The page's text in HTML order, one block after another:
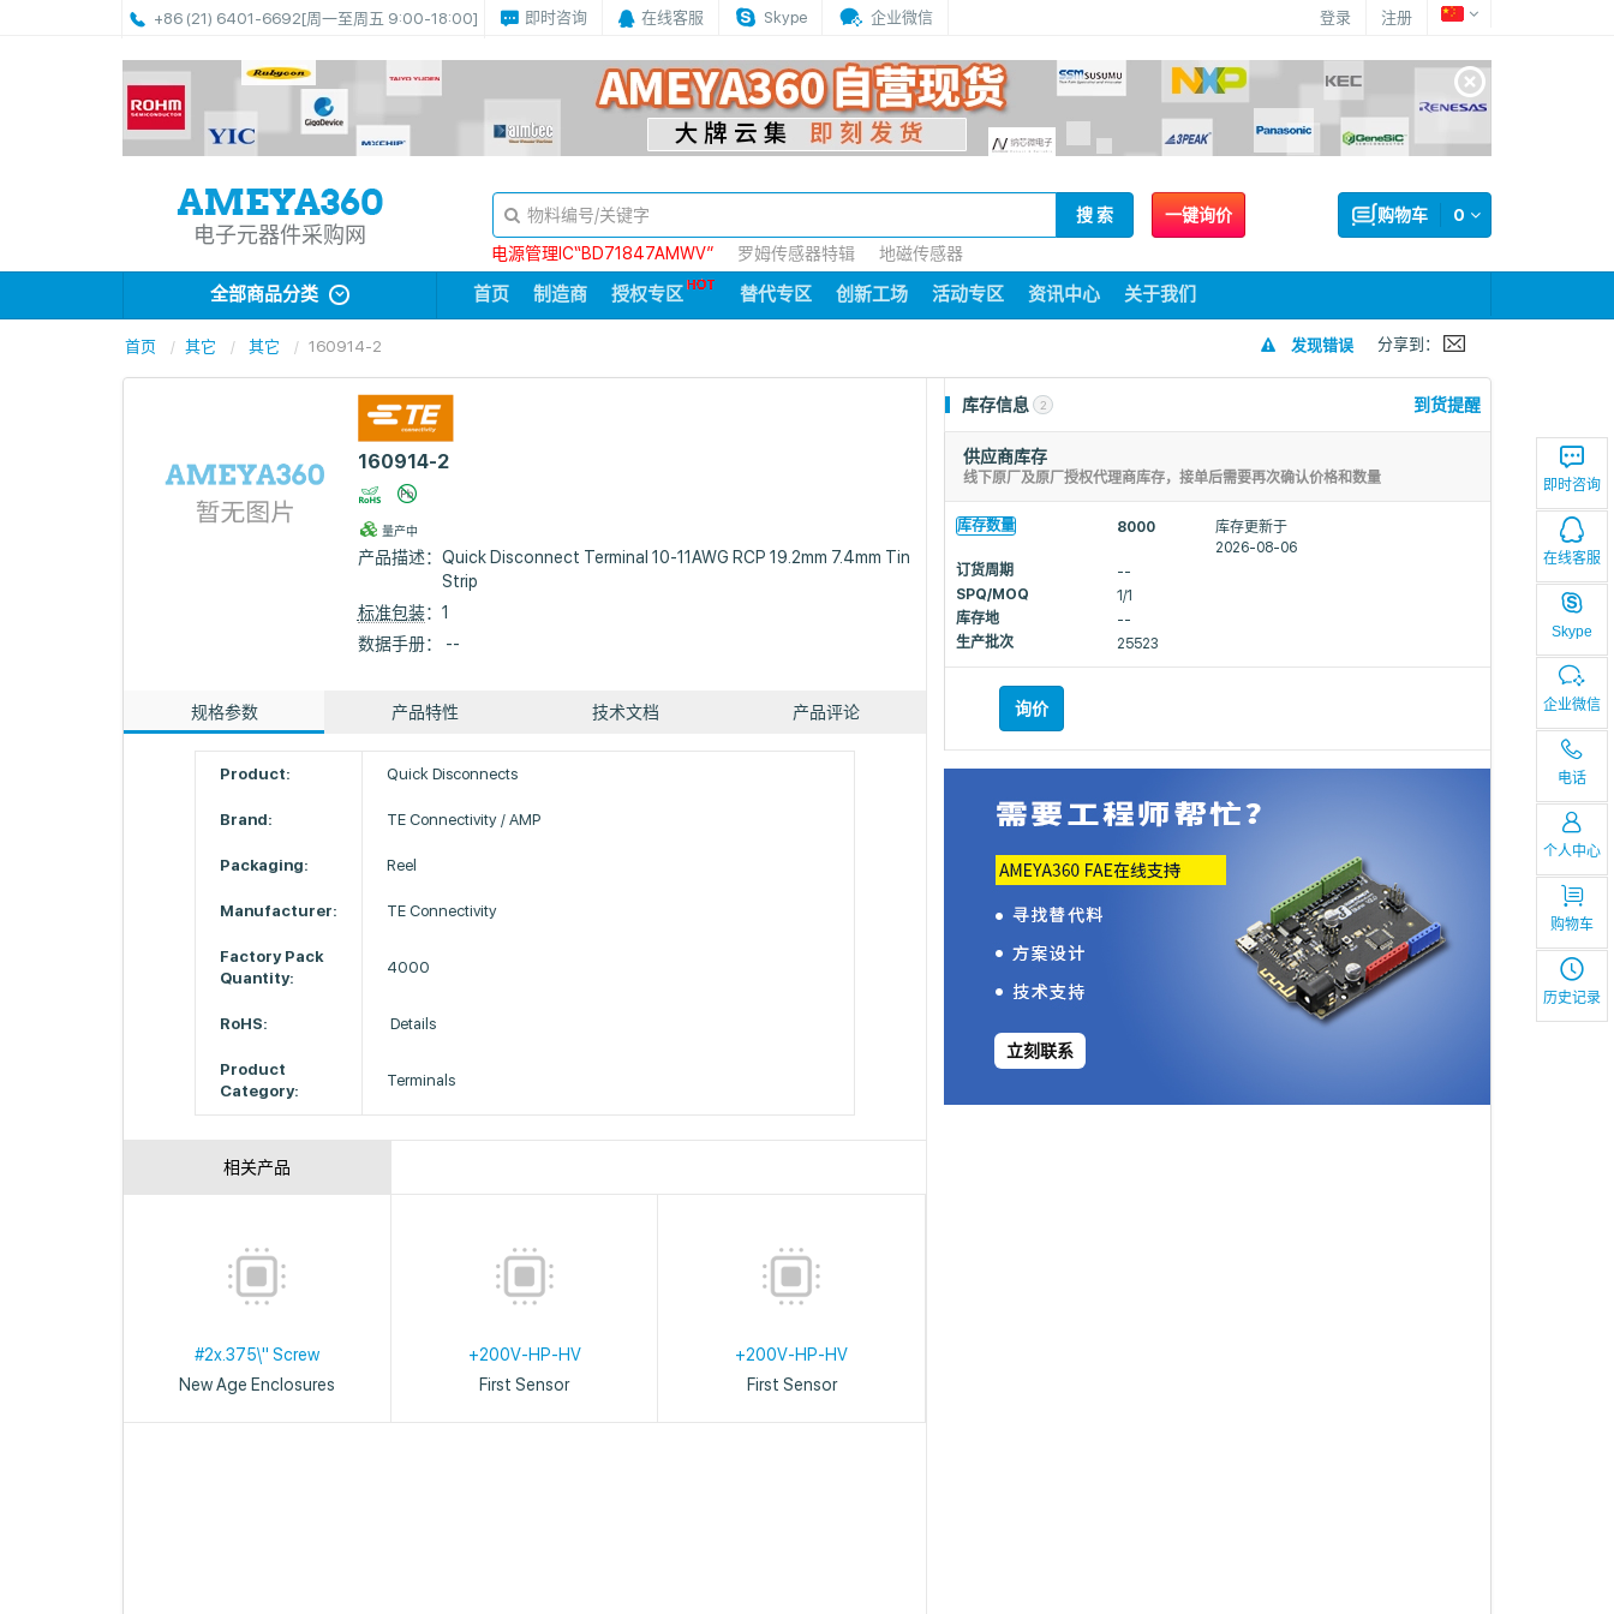
+86 (21) 6401-6692[周一至周五 9:00-18:00] 即时咨询 在线客服 Skype 企业微信 登录 注册
即时咨询
在线客服
Skype
企业微信
电话
个人中心
购物车
历史记录
电子元器件采购网
一键询价 0
购物车
搜 索
电源管理IC“BD71847AMWV”
罗姆传感器特辑 地磁传感器
全部商品分类 首页 制造商 授权专区 替代专区 创新工场 活动专区 资讯中心 关于我们
首页 其它 其它 160914-2 发现错误 分享到：
160914-2
量产中
产品描述： Quick Disconnect Terminal 10-11AWG RCP 19.2mm 7.4mm Tin
Strip
标准包装：1
数据手册： --
规格参数 产品特性 技术文档 产品评论
Product: Quick Disconnects
Brand: TE Connectivity / AMP
Packaging: Reel
Manufacturer: TE Connectivity
Factory Pack
Quantity:
4000
RoHS: Details
Product
Category:
Terminals
相关产品
#2x.375\" Screw
New Age Enclosures
+200V-HP-HV
First Sensor
+200V-HP-HV
First Sensor
库存信息 2 到货提醒
供应商库存
线下原厂及原厂授权代理商库存，接单后需要再次确认价格和数量
库存数量 8000
库存更新于
2026-08-06
订货周期
--
SPQ/MOQ
1/1
库存地
--
生产批次
25523
询价
立刻联系